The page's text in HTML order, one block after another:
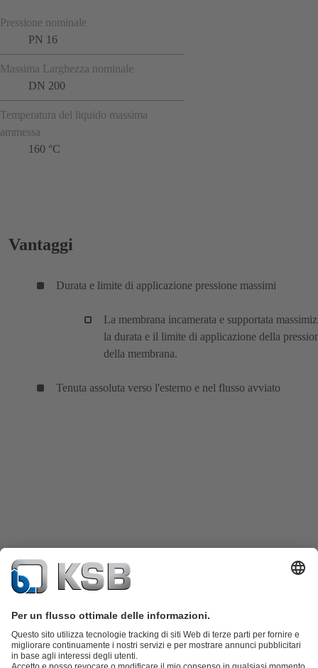
Pressione nominale
PN 16
Massima Larghezza nominale
DN 200
Temperatura del liquido massima
ammessa
160 °C
Vantaggi
Durata e limite di applicazione pressione massimi
La membrana incamerata e supportata
la durata e il limite di applicazione della
della membrana.
Tenuta assoluta verso l'esterno e nel flusso avviato